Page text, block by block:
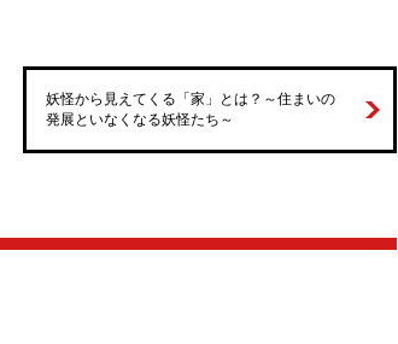
妖怪から見えてくる「家」とは？～住まいの
発展といなくなる妖怪たち～